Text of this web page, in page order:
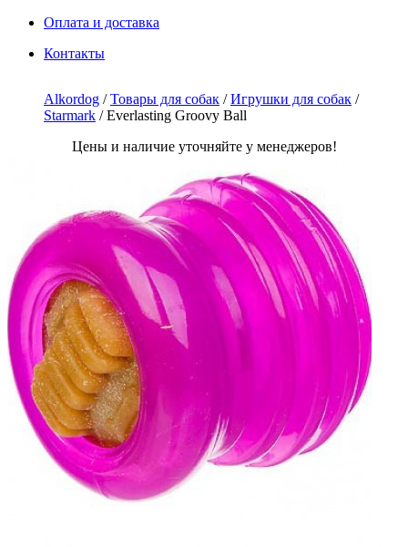
Оплата и доставка
Контакты
Alkordog /Товары для собак /Игрушки для собак /
Starmark / Everlasting Groovy Ball
Цены и наличие уточняйте у менеджеров!